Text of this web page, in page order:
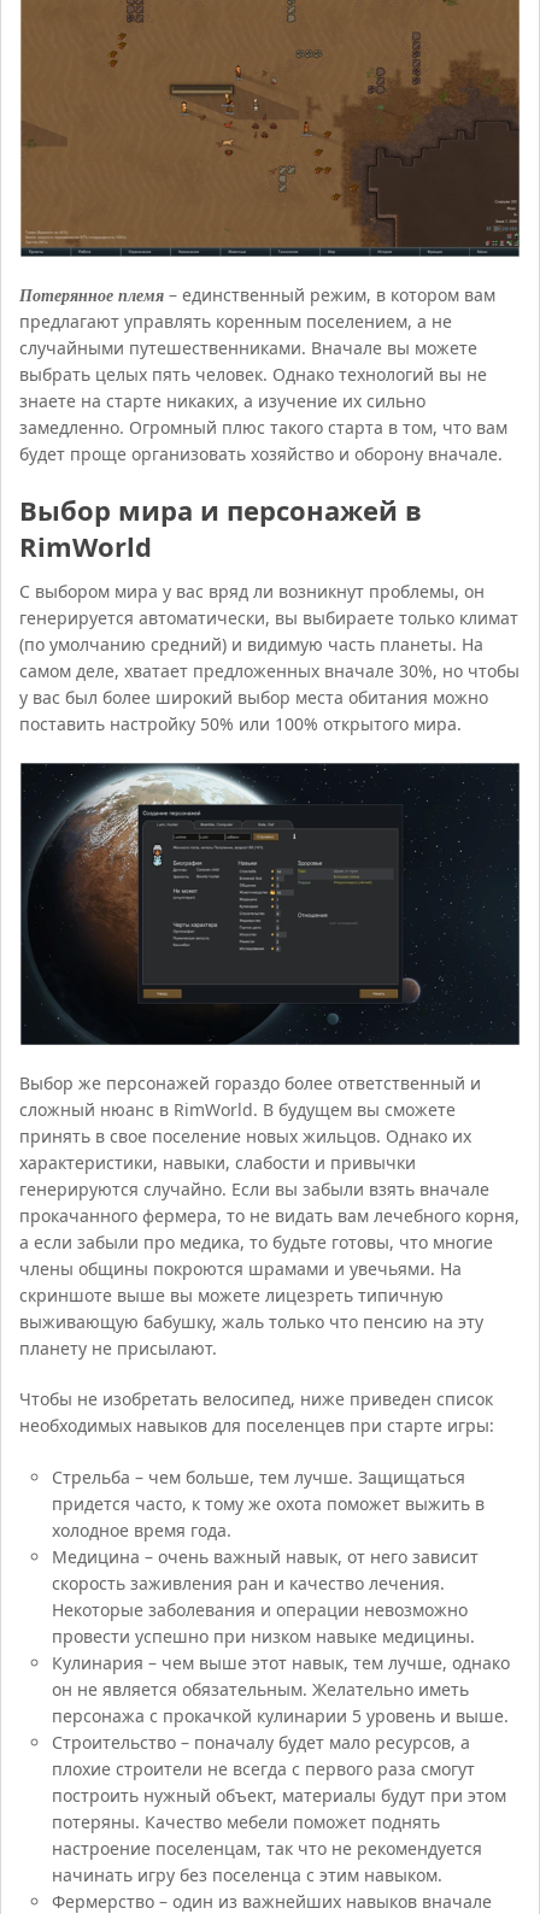
Потерянное племя – единственный режим, в котором вам
предлагают управлять коренным поселением, а не
случайными путешественниками. Вначале вы можете
выбрать целых пять человек. Однако технологий вы не
знаете на старте никаких, а изучение их сильно
замедленно. Огромный плюс такого старта в том, что вам
будет проще организовать хозяйство и оборону вначале.
Выбор мира и персонажей в
RimWorld
С выбором мира у вас вряд ли возникнут проблемы, он
генерируется автоматически, вы выбираете только климат
(по умолчанию средний) и видимую часть планеты. На
самом деле, хватает предложенных вначале 30%, но чтобы
у вас был более широкий выбор места обитания можно
поставить настройку 50% или 100% открытого мира.
Выбор же персонажей гораздо более ответственный и
сложный нюанс в RimWorld. В будущем вы сможете
принять в свое поселение новых жильцов. Однако их
характеристики, навыки, слабости и привычки
генерируются случайно. Если вы забыли взять вначале
прокачанного фермера, то не видать вам лечебного корня,
а если забыли про медика, то будьте готовы, что многие
члены общины покроются шрамами и увечьями. На
скриншоте выше вы можете лицезреть типичную
выживающую бабушку, жаль только что пенсию на эту
планету не присылают.
Чтобы не изобретать велосипед, ниже приведен список
необходимых навыков для поселенцев при старте игры:
Стрельба – чем больше, тем лучше. Защищаться
придется часто, к тому же охота поможет выжить в
холодное время года.
Медицина – очень важный навык, от него зависит
скорость заживления ран и качество лечения.
Некоторые заболевания и операции невозможно
провести успешно при низком навыке медицины.
Кулинария – чем выше этот навык, тем лучше, однако
он не является обязательным. Желательно иметь
персонажа с прокачкой кулинарии 5 уровень и выше.
Строительство – поначалу будет мало ресурсов, а
плохие строители не всегда с первого раза смогут
построить нужный объект, материалы будут при этом
потеряны. Качество мебели поможет поднять
настроение поселенцам, так что не рекомендуется
начинать игру без поселенца с этим навыком.
Фермерство – один из важнейших навыков вначале